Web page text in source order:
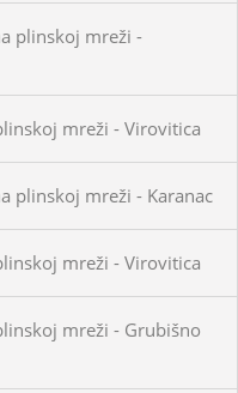
plinskoj mreži -
mreži - Virovitica
plinskoj mreži - Karanac
mreži - Virovitica
mreži - Grubišno